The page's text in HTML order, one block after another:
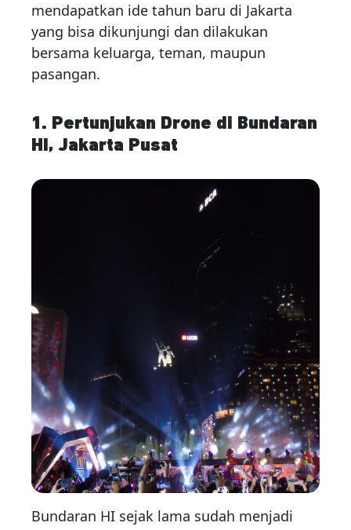
mendapatkan ide tahun baru di Jakarta
yang bisa dikunjungi dan dilakukan
bersama keluarga, teman, maupun
pasangan.
1. Pertunjukan Drone di Bundaran
HI, Jakarta Pusat
Bundaran HI sejak lama sudah menjadi